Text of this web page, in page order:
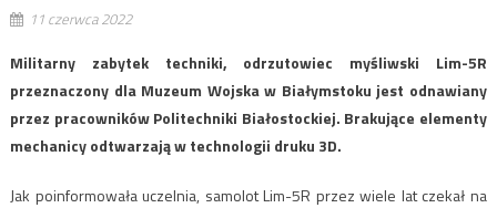
11 czerwca 2022
Militarny zabytek techniki, odrzutowiec myśliwski Lim-5R
przeznaczony dla Muzeum Wojska w Białymstoku jest odnawiany
przez pracowników Politechniki Białostockiej. Brakujące elementy
mechanicy odtwarzają w technologii druku 3D.
Jak poinformowała uczelnia, samolot Lim-5R przez wiele lat czekał na